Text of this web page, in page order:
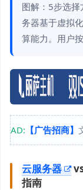
图解：5步选
务器基于虚拟
算能力。用户按
AD: 【广告招商】
云服务器
指南